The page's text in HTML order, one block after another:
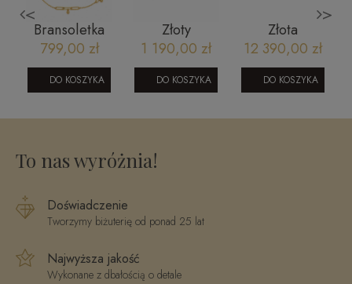
<
Bransoletka
złota z
dużymi
ogniwami
oraz
wiszącymi
799,00 zł
DO KOSZYKA
Złoty
naszyjnik
191020235A
1 190,00 zł
DO KOSZYKA
Złota
brasoletka
matowe
krople z
białymi
diamentowanymi
12 390,00 zł
DO KOSZYKA
>
To nas wyróżnia!
Doświadczenie
Tworzymy biżuterię od ponad 25 lat
Najwyższa jakość
Wykonane z dbałością o detale